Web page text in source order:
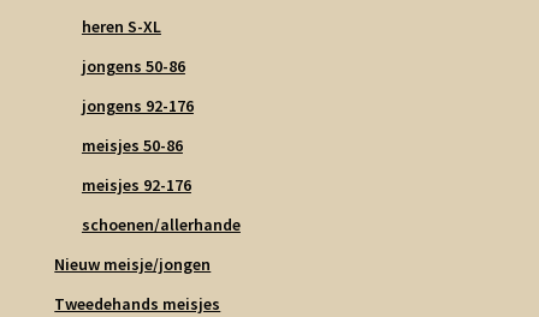
heren S-XL
jongens 50-86
jongens 92-176
meisjes 50-86
meisjes 92-176
schoenen/allerhande
Nieuw meisje/jongen
Tweedehands meisjes